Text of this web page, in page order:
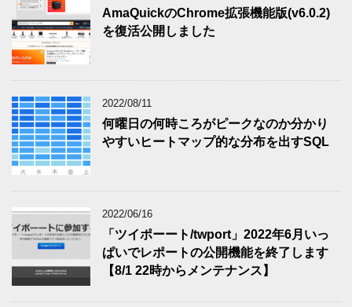
AmaQuickのChrome拡張機能版(v6.0.2)
を復活公開しました
2022/08/11
何曜日の何時ころがピークなのか分かり
やすいヒートマップ的な分布を出すSQL
2022/06/16
「ツイポーート/twport」2022年6月いっ
ぱいでレポートの公開機能を終了します
【8/1 22時からメンテナンス】